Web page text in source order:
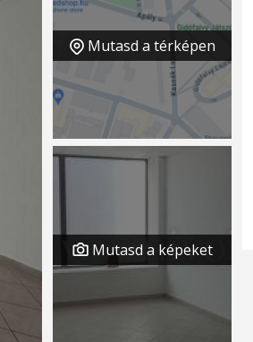
Mutasd a térképen
Mutasd a képeket